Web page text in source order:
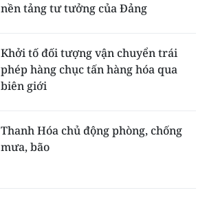
nền tảng tư tưởng của Đảng
Khởi tố đối tượng vận chuyển trái
phép hàng chục tấn hàng hóa qua
biên giới
Thanh Hóa chủ động phòng, chống
mưa, bão